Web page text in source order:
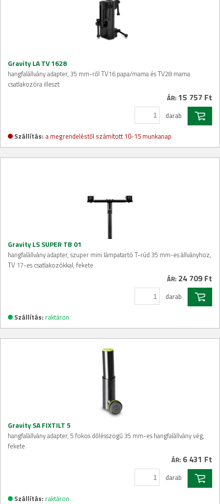
Gravity LA TV 1628
hangfalállvány adapter, 35 mm-ről TV16 papa/mama és TV28 mama
csatlakozóra illeszt
ÁR: 15 757 Ft
darab
Szállítás: a megrendeléstől számított 10-15 munkanap
Gravity LS SUPER TB 01
hangfalállvány adapter, szuper mini lámpatartó T-rúd 35 mm-es állványhoz,
TV 17-es csatlakozókkal, fekete
ÁR: 24 709 Ft
darab
Szállítás: raktáron
Gravity SA FIXTILT 5
hangfalállvány adapter, 5 fokos dőlésszögű 35 mm-es hangfalállvány vég,
fekete
ÁR: 6 431 Ft
darab
Szállítás: raktáron